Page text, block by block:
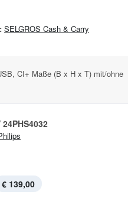
SELGROS Cash & Carry
CI+ Maße (B x H x T) mit/ohne
24PHS4032
€ 139,00